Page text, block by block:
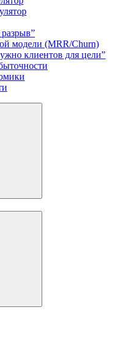
модели (MRR/Churn)
клиентов для цели”